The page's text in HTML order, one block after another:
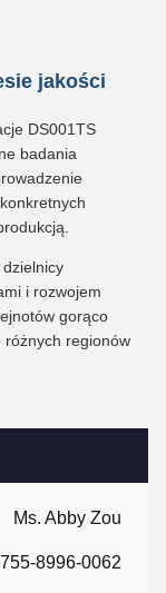
Ms. Abby Zou
8996-0062
jakości
DS001TS
badania
i rozwojem
gorąco
regionów